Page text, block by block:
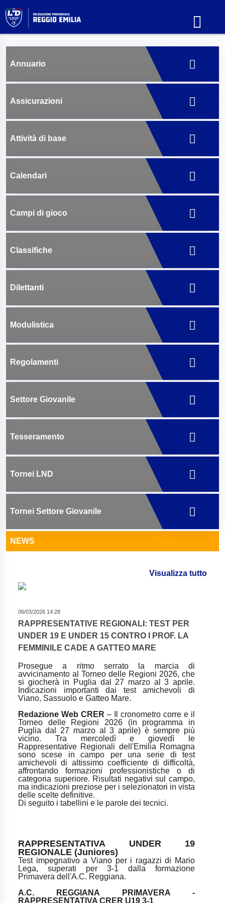
Annuario
Assicurazioni
Attività di base
Calendari
Campi di gioco
Classifiche
Dilettanti
Modulistica
Regolamenti
Settore Giovanile
Tesseramento
Tornei LND
Tornei Settore Giovanile
NEWS
Visualizza tutto
06/03/2026 14:28
RAPPRESENTATIVE REGIONALI: TEST PER
UNDER 19 E UNDER 15 CONTRO I PROF. LA
FEMMINILE CADE A GATTEO MARE
Prosegue a ritmo serrato la marcia di
avvicinamento al Torneo delle Regioni 2026, che
si giocherà in Puglia dal 27 marzo al 3 aprile.
Indicazioni importanti dai test amichevoli di
Viano, Sassuolo e Gatteo Mare.
Redazione Web CRER – Il cronometro corre e il
Torneo delle Regioni 2026 (in programma in
Puglia dal 27 marzo al 3 aprile) è sempre più
vicino. Tra mercoledì e giovedì le
Rappresentative Regionali dell'Emilia Romagna
sono scese in campo per una serie di test
amichevoli di altissimo coefficiente di difficoltà,
affrontando formazioni professionistiche o di
categoria superiore. Risultati negativi sul campo,
ma indicazioni preziose per i selezionatori in vista
delle scelte definitive.
Di seguito i tabellini e le parole dei tecnici.
RAPPRESENTATIVA UNDER 19
REGIONALE (Juniores)
Test impegnativo a Viano per i ragazzi di Mario
Lega, superati per 3-1 dalla formazione
Primavera dell'A.C. Reggiana.
A.C. REGGIANA PRIMAVERA -
RAPPRESENTATIVA CRER U19 3-1